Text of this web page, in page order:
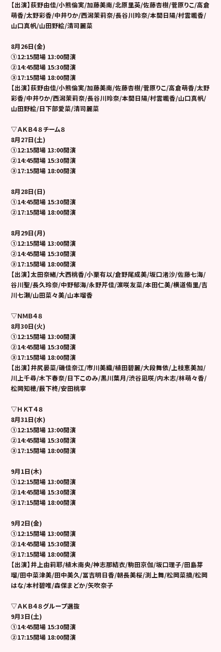
【出演】荻野由佳/小熊倫実/加藤美南/北原里英/佐藤杏樹/菅原りこ/高倉
萌香/太野彩香/中井りか/西潟茉莉奈/長谷川玲奈/本間日陽/村雲颯香/
山口真帆/山田野絵/清司麗菜
8月26日(金)
①12:15開場 13:00開演
②14:45開場 15:30開演
③17:15開場 18:00開演
【出演】荻野由佳/小熊倫実/加藤美南/佐藤杏樹/菅原りこ/高倉萌香/太野
彩香/中井りか/西潟茉莉奈/長谷川玲奈/本間日陽/村雲颯香/山口真帆/
山田野絵/日下部愛菜/清司麗菜
▽ＡＫＢ４８チーム８
8月27日(土)
①12:15開場 13:00開演
②14:45開場 15:30開演
③17:15開場 18:00開演
8月28日(日)
①14:45開場 15:30開演
②17:15開場 18:00開演
8月29日(月)
①12:15開場 13:00開演
②14:45開場 15:30開演
③17:15開場 18:00開演
【出演】太田奈緒/大西桃香/小栗有以/倉野尾成美/坂口渚沙/佐藤七海/
谷川聖/長久玲奈/中野郁海/永野芹佳/濵咲友菜/本田仁美/横道侑里/吉
川七瀬/山田菜々美/山本瑠香
▽ＮＭＢ４８
8月30日(火)
①12:15開場 13:00開演
②14:45開場 15:30開演
③17:15開場 18:00開演
【出演】井尻晏菜/磯佳奈江/市川美織/植田碧麗/大段舞依/上枝恵美加/
川上千尋/木下春奈/日下このみ/黒川葉月/渋谷凪咲/内木志/林萌々香/
松岡知穂/薮下柊/安田桃寧
▽ＨＫＴ４８
8月31日(水)
①12:15開場 13:00開演
②14:45開場 15:30開演
③17:15開場 18:00開演
9月1日(木)
①12:15開場 13:00開演
②14:45開場 15:30開演
③17:15開場 18:00開演
9月2日(金)
①12:15開場 13:00開演
②14:45開場 15:30開演
③17:15開場 18:00開演
【出演】井上由莉耶/植木南央/神志那結衣/駒田京伽/坂口理子/田島芽
瑠/田中菜津美/田中美久/冨吉明日香/朝長美桜/渕上舞/松岡菜摘/松岡
はな/本村碧唯/森保まどか/矢吹奈子
▽ＡＫＢ４８グループ選抜
9月3日(土)
①14:45開場 15:30開演
②17:15開場 18:00開演